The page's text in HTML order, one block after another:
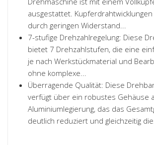
ausgestattet.
durch geringen Widerstand...
7-stufige Drehzahlregelung: Diese
bietet 7 Drehzahlstufen, die eine
je nach Werkstückmaterial und
ohne komplexe...
Überragende Qualität: Diese
verfügt über ein robustes Gehäuse
Aluminiumlegierung, das das
deutlich reduziert und gleichzeitig